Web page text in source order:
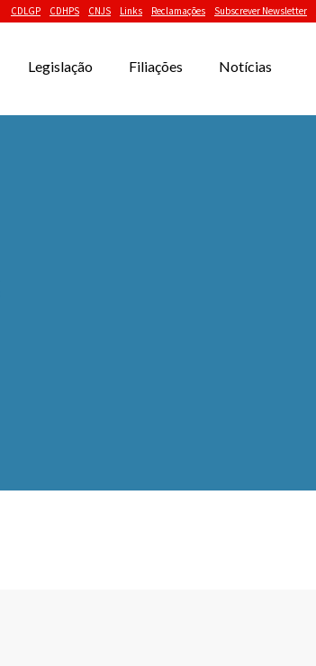
CDLGP CDHPS CNJS Links Reclamações Subscrever Newsletter
Legislação Filiações Notícias